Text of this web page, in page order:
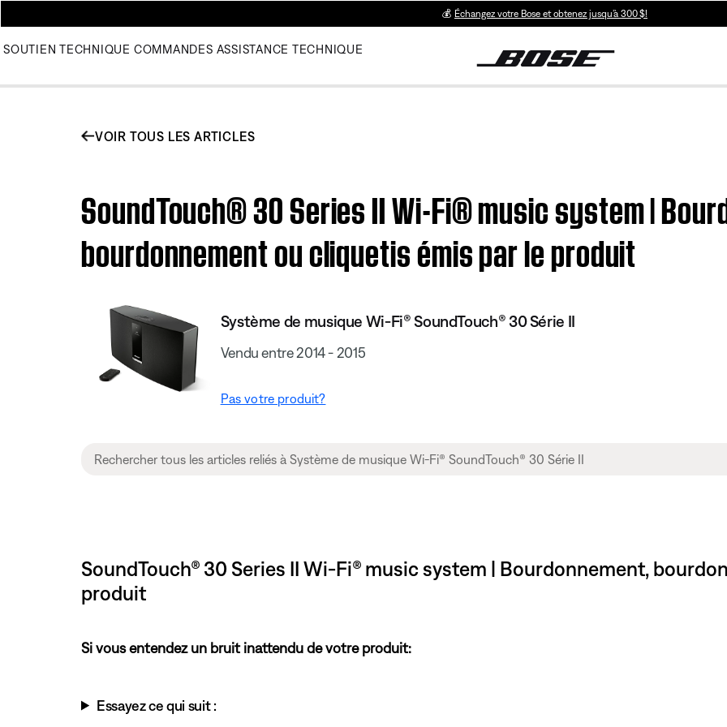
💰 Échangez votre Bose et obtenez jusqu’à 300 $!
SOUTIEN TECHNIQUE COMMANDES ASSISTANCE TECHNIQUE
VOIR TOUS LES ARTICLES
SoundTouch® 30 Series II Wi-Fi® music system |
bourdonnement ou cliquetis émis par le produit
Système de musique Wi-Fi® SoundTouch® 30 Série II
Vendu entre 2014 - 2015
Pas votre produit?
SoundTouch® 30 Series II Wi-Fi® music system | Bourdonnement,
produit
Si vous entendez un bruit inattendu de votre produit:
Essayez ce qui suit :